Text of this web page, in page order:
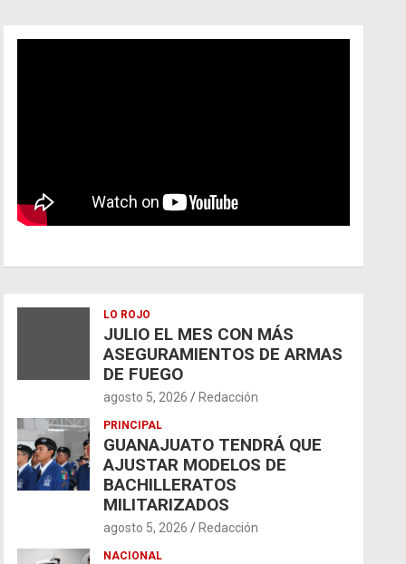
LO ROJO
JULIO EL MES CON MÁS
ASEGURAMIENTOS DE ARMAS
DE FUEGO
agosto 5, 2026 Redacción
PRINCIPAL
GUANAJUATO TENDRÁ QUE
AJUSTAR MODELOS DE
BACHILLERATOS
MILITARIZADOS
agosto 5, 2026 Redacción
NACIONAL